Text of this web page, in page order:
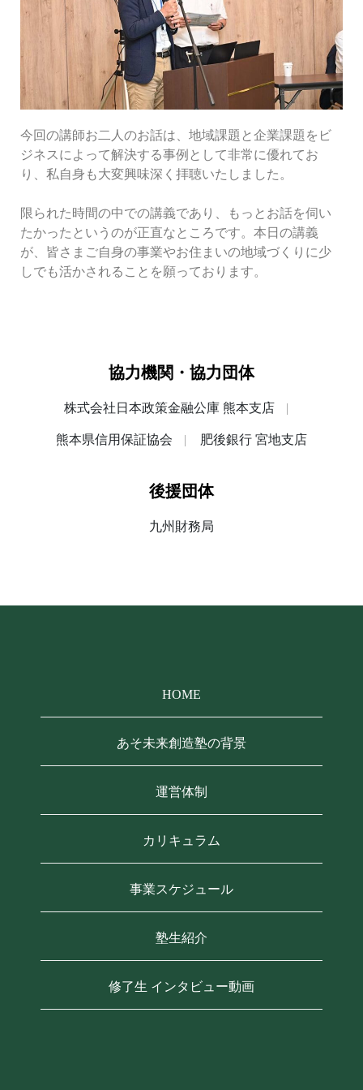
今回の講師お二人のお話は、地域課題と企業課題をビ
ジネスによって解決する事例として非常に優れてお
り、私自身も大変興味深く拝聴いたしました。
限られた時間の中での講義であり、もっとお話を伺い
たかったというのが正直なところです。本日の講義
が、皆さまご自身の事業やお住まいの地域づくりに少
しでも活かされることを願っております。
協力機関・協力団体
株式会社日本政策金融公庫 熊本支店
熊本県信用保証協会 肥後銀行 宮地支店
後援団体
九州財務局
HOME
あそ未来創造塾の背景
運営体制
カリキュラム
事業スケジュール
塾生紹介
修了生 インタビュー動画